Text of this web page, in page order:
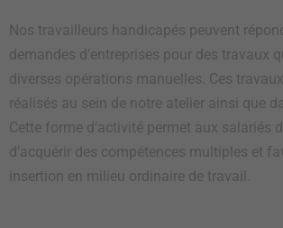
Nos travailleurs handicapés peuvent
demandes d’entreprises pour des travaux
diverses opérations manuelles. Ces
réalisés au sein de notre atelier ainsi que
Cette forme d’activité permet aux salariés
d’acquérir des compétences multiples et
insertion en milieu ordinaire de travail.